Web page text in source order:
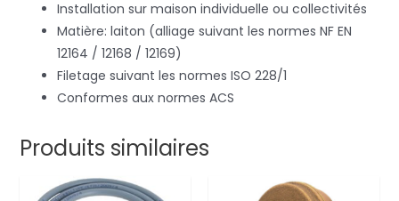
Installation sur maison individuelle ou collectivités
Matière: laiton (alliage suivant les normes NF EN
12164 / 12168 / 12169)
Filetage suivant les normes ISO 228/1
Conformes aux normes ACS
Produits similaires